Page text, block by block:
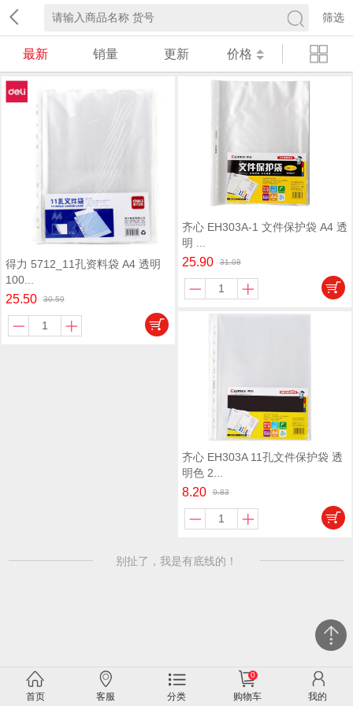
筛选
最新 销量 更新 价格
得力 5712_11孔资料袋 A4 透明
100...
25.50 30.59
齐心 EH303A-1 文件保护袋 A4 透
明 ...
25.90 31.08
齐心 EH303A 11孔文件保护袋 透
明色 2...
8.20 9.83
别扯了，我是有底线的！
首页 客服 分类
0
购物车 我的
关闭